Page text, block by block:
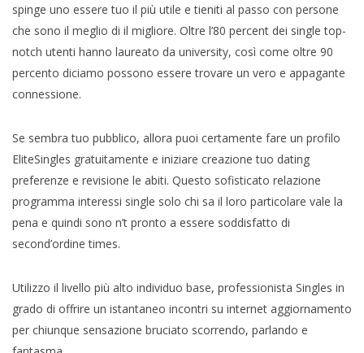
spinge uno essere tuo il più utile e tieniti al passo con persone
che sono il meglio di il migliore. Oltre l’80 percent dei single top-
notch utenti hanno laureato da university, così come oltre 90
percento diciamo possono essere trovare un vero e appagante
connessione.
Se sembra tuo pubblico, allora puoi certamente fare un profilo
EliteSingles gratuitamente e iniziare creazione tuo dating
preferenze e revisione le abiti. Questo sofisticato relazione
programma interessi single solo chi sa il loro particolare vale la
pena e quindi sono n’t pronto a essere soddisfatto di
second’ordine times.
Utilizzo il livello più alto individuo base, professionista Singles in
grado di offrire un istantaneo incontri su internet aggiornamento
per chiunque sensazione bruciato scorrendo, parlando e